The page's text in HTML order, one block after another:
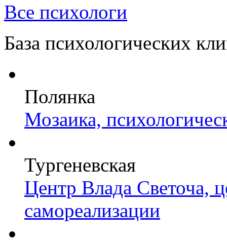
Все психологи
База психологических
Полянка
Мозаика,
Тургеневская
Центр Влада Светоча,
самореализации